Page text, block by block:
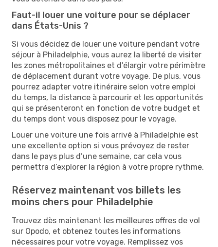
Faut-il louer une voiture pour se déplacer
dans États-Unis ?
Si vous décidez de louer une voiture pendant votre
séjour à Philadelphie, vous aurez la liberté de visiter
les zones métropolitaines et d’élargir votre périmètre
de déplacement durant votre voyage. De plus, vous
pourrez adapter votre itinéraire selon votre emploi
du temps, la distance à parcourir et les opportunités
qui se présenteront en fonction de votre budget et
du temps dont vous disposez pour le voyage.
Louer une voiture une fois arrivé à Philadelphie est
une excellente option si vous prévoyez de rester
dans le pays plus d’une semaine, car cela vous
permettra d’explorer la région à votre propre rythme.
Réservez maintenant vos billets les
moins chers pour Philadelphie
Trouvez dès maintenant les meilleures offres de vol
sur Opodo, et obtenez toutes les informations
nécessaires pour votre voyage. Remplissez vos